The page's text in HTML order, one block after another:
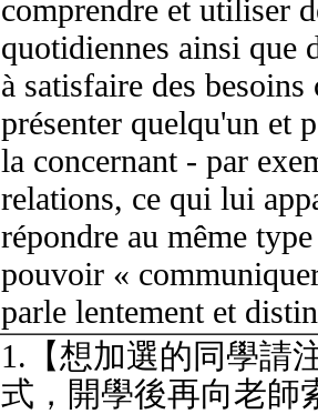
comprendre et utiliser
quotidiennes ainsi que
à satisfaire des
présenter quelqu'un et
la concernant - par
relations, ce qui lui
répondre au même
pouvoir «
parle lentement et
1.【想加選的同學請
式，開學後再向老師